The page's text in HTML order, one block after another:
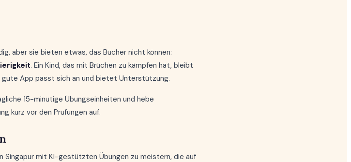
aber sie bieten etwas, das Bücher nicht können:
. Ein Kind, das mit Brüchen zu kämpfen hat, bleibt
gute App passt sich an und bietet Unterstützung.
15-minütige Übungseinheiten und hebe
kurz vor den Prüfungen auf.
Singapur mit KI-gestützten Übungen zu meistern, die auf